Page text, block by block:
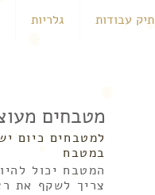
תיק עבודות גלריות
מטבחים
למטבחים כיום
במטבח
המטבח יכול
צריך לשקף את